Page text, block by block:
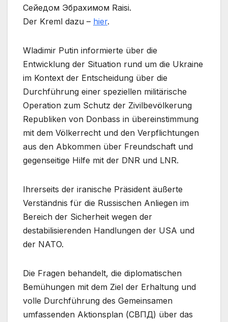
Сейедом Эбрахимом Raisi.
Der Kreml dazu – hier.
Wladimir Putin informierte über die
Entwicklung der Situation rund um die Ukraine
im Kontext der Entscheidung über die
Durchführung einer speziellen militärische
Operation zum Schutz der Zivilbevölkerung
Republiken von Donbass in übereinstimmung
mit dem Völkerrecht und den Verpflichtungen
aus den Abkommen über Freundschaft und
gegenseitige Hilfe mit der DNR und LNR.
Ihrerseits der iranische Präsident äußerte
Verständnis für die Russischen Anliegen im
Bereich der Sicherheit wegen der
destabilisierenden Handlungen der USA und
der NATO.
Die Fragen behandelt, die diplomatischen
Bemühungen mit dem Ziel der Erhaltung und
volle Durchführung des Gemeinsamen
umfassenden Aktionsplan (СВПД) über das